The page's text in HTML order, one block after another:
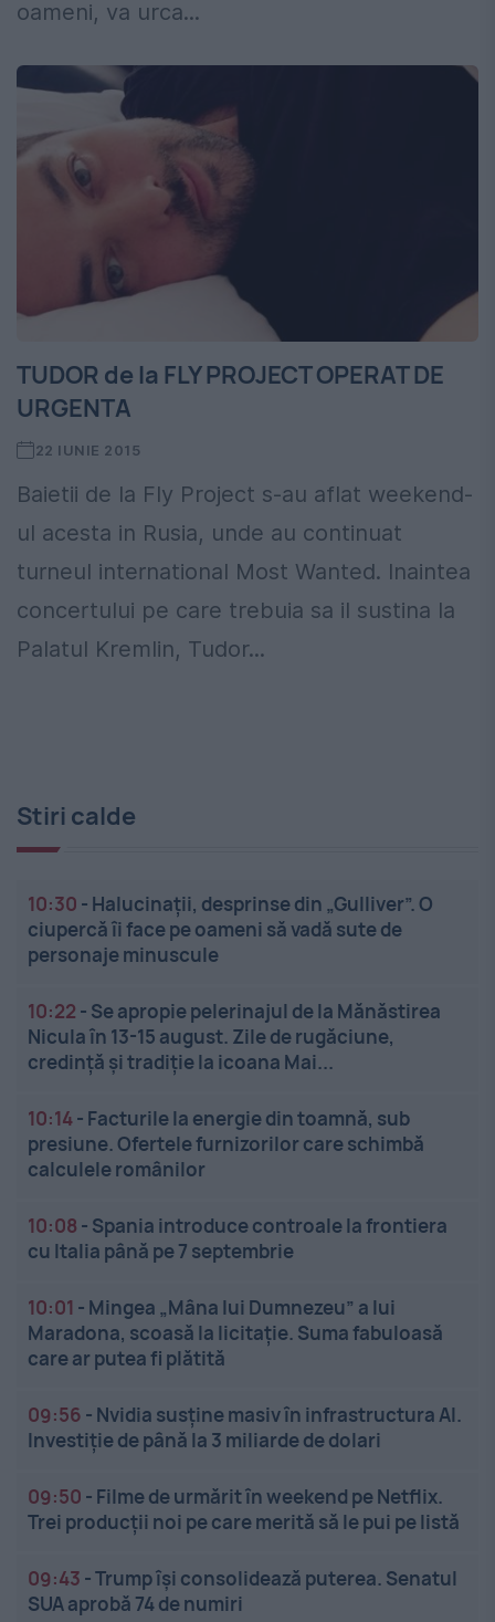
oameni, va urca...
TUDOR de la FLY PROJECT OPERAT DE
URGENTA
22 IUNIE 2015
Baietii de la Fly Project s-au aflat weekend-
ul acesta in Rusia, unde au continuat
turneul international Most Wanted. Inaintea
concertului pe care trebuia sa il sustina la
Palatul Kremlin, Tudor...
Stiri calde
10:30 - Halucinații, desprinse din „Gulliver”. O
ciupercă îi face pe oameni să vadă sute de
personaje minuscule
10:22 - Se apropie pelerinajul de la Mănăstirea
Nicula în 13-15 august. Zile de rugăciune,
credință și tradiție la icoana Mai...
10:14- Facturile la energie din toamnă, sub
presiune. Ofertele furnizorilor care schimbă
calculele românilor
10:08 - Spania introduce controale la frontiera
cu Italia până pe 7 septembrie
10:01 - Mingea „Mâna lui Dumnezeu” a lui
Maradona, scoasă la licitație. Suma fabuloasă
care ar putea fi plătită
09:56 - Nvidia susține masiv în infrastructura AI.
Investiție de până la 3 miliarde de dolari
09:50 - Filme de urmărit în weekend pe Netflix.
Trei producții noi pe care merită să le pui pe listă
09:43 -Trump își consolidează puterea. Senatul
SUA aprobă 74 de numiri